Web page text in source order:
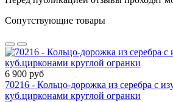
Сопутствующие товары
6 900 руб
70216 - Кольцо-дорожка из серебра с
куб.цирконами круглой огранки